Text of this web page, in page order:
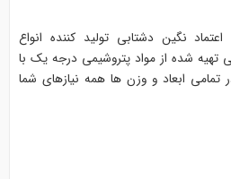
نگین دشتابی تولید کننده انواع
تهیه شده از مواد پتروشیمی درجه یک با
تمامی ابعاد و وزن ها همه نیازهای شما